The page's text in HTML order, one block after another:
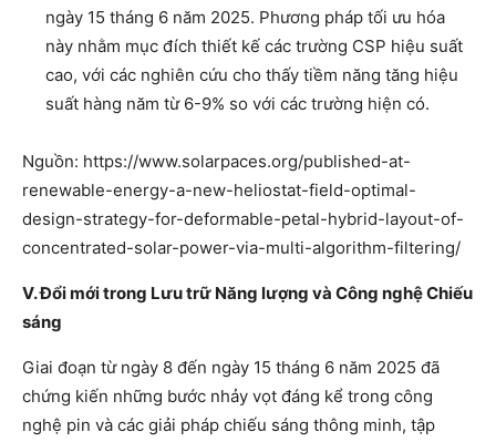
ngày 15 tháng 6 năm 2025. Phương pháp tối ưu hóa
này nhằm mục đích thiết kế các trường CSP hiệu suất
cao, với các nghiên cứu cho thấy tiềm năng tăng hiệu
suất hàng năm từ 6-9% so với các trường hiện có.
Nguồn: https://www.solarpaces.org/published-at-
renewable-energy-a-new-heliostat-field-optimal-
design-strategy-for-deformable-petal-hybrid-layout-of-
concentrated-solar-power-via-multi-algorithm-filtering/
V. Đổi mới trong Lưu trữ Năng lượng và Công nghệ Chiếu
sáng
Giai đoạn từ ngày 8 đến ngày 15 tháng 6 năm 2025 đã
chứng kiến những bước nhảy vọt đáng kể trong công
nghệ pin và các giải pháp chiếu sáng thông minh, tập